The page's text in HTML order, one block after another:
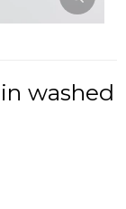
washed